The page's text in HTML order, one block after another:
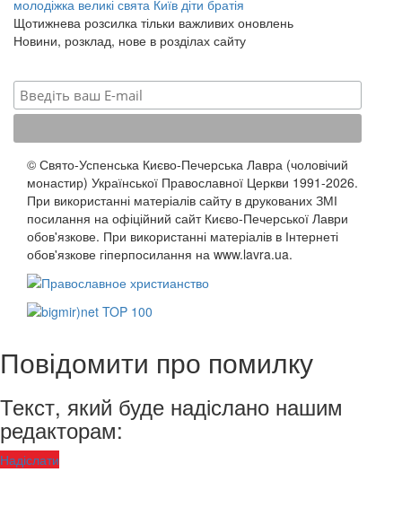
молодіжка великі свята Київ діти братія
Щотижнева розсилка тільки важливих оновлень
Новини, розклад, нове в розділах сайту
© Свято-Успенська Києво-Печерська Лавра (чоловічий
монастир) Української Православної Церкви 1991-2026.
При використанні матеріалів сайту в друкованих ЗМІ
посилання на офіційний сайт Києво-Печерської Лаври
обов'язкове. При використанні матеріалів в Інтернеті
обов'язкове гіперпосилання на www.lavra.ua.
Повідомити про помилку
Текст, який буде надіслано нашим
редакторам:
Надіслати